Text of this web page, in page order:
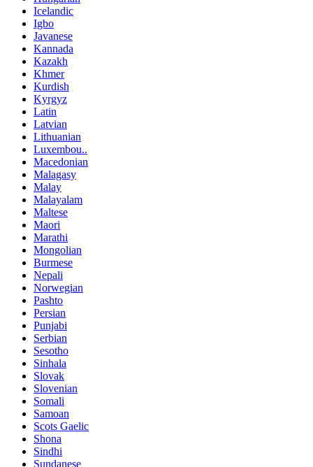
Icelandic
Igbo
Javanese
Kannada
Kazakh
Khmer
Kurdish
Kyrgyz
Latin
Latvian
Lithuanian
Luxembou..
Macedonian
Malagasy
Malay
Malayalam
Maltese
Maori
Marathi
Mongolian
Burmese
Nepali
Norwegian
Pashto
Persian
Punjabi
Serbian
Sesotho
Sinhala
Slovak
Slovenian
Somali
Samoan
Scots Gaelic
Shona
Sindhi
Sundanese